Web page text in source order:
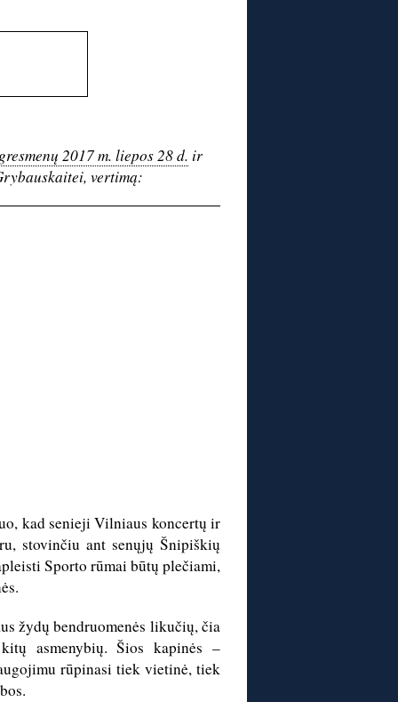
2017 m. liepos 28 d. ir
vertimą:
kad senieji Vilniaus koncertų ir
stovinčiu ant senųjų Šnipiškių
Sporto rūmai būtų plečiami,
žydų bendruomenės likučių, čia
asmenybių. Šios kapinės –
rūpinasi tiek vietinė, tiek